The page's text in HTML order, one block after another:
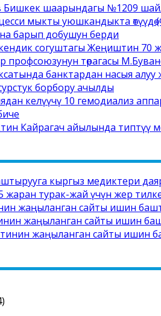
шаарындагы №1209
мыкты уюшкандыкта өтүүдө
барып добушун берди
согуштагы Жеңиштин 70
профсоюзунун төрагасы
банктардан насыя алуу
борбору ачылды
келүүчү 10 гемодиализ
Кайрагач айылында типтүү
кыргыз медиктери
турак-жай үчүн жер
жаңыланган сайты ишин
жаңыланган сайты ишин
жаңыланган сайты ишин